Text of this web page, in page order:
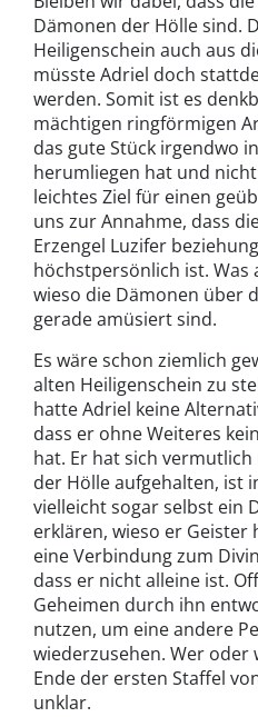
Dämonen der Hölle sind.
Heiligenschein auch aus
müsste Adriel doch
werden. Somit ist es
mächtigen ringförmigen
das gute Stück irgendwo
herumliegen hat und
leichtes Ziel für einen
uns zur Annahme, dass
Erzengel Luzifer
höchstpersönlich ist. Was
wieso die Dämonen über
gerade amüsiert sind.
Es wäre schon ziemlich
alten Heiligenschein zu
hatte Adriel keine
dass er ohne Weiteres
hat. Er hat sich
der Hölle aufgehalten, ist
vielleicht sogar selbst ein
erklären, wieso er
eine Verbindung zum
dass er nicht alleine ist.
Geheimen durch ihn
nutzen, um eine andere
wiederzusehen. Wer oder
Ende der ersten Staffel
unklar.